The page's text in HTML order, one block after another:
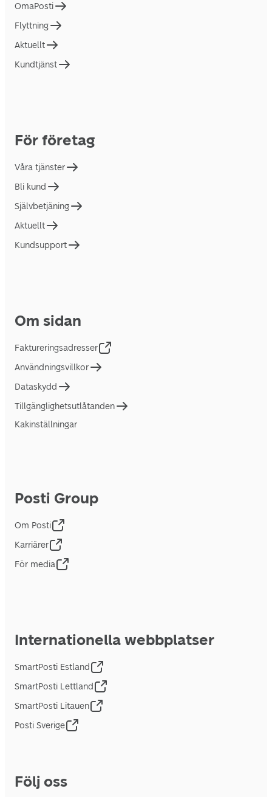
OmaPosti
Flyttning
Aktuellt
Kundtjänst
För företag
Våra tjänster
Bli kund
Självbetjäning
Aktuellt
Kundsupport
Om sidan
Faktureringsadresser
Användningsvillkor
Dataskydd
Tillgänglighetsutlåtanden
Kakinställningar
Posti Group
Om Posti
Karriärer
För media
Internationella webbplatser
SmartPosti Estland
SmartPosti Lettland
SmartPosti Litauen
Posti Sverige
Följ oss